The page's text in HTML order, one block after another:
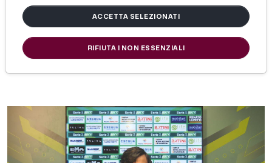
ds Stefanelli in sala stampa
di Redazione Picenotime
ACCETTA SELEZIONATI
RIFIUTA I NON ESSENZIALI